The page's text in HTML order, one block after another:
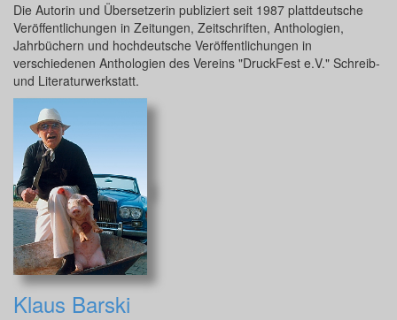
Die Autorin und Übersetzerin publiziert seit 1987 plattdeutsche
Veröffentlichungen in Zeitungen, Zeitschriften, Anthologien,
Jahrbüchern und hochdeutsche Veröffentlichungen in
verschiedenen Anthologien des Vereins "DruckFest e.V." Schreib-
und Literaturwerkstatt.
Klaus Barski